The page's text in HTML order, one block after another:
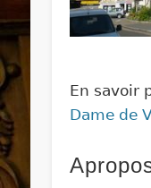
En savoir
Dame de